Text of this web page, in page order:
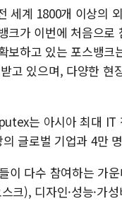
세계 1800개 이상의
크가 이번에 처음으
보하고 있는 포스뱅
고 있으며, 다양한
는 아시아 최대 IT
글로벌 기업과 4만
이 다수 참여하는 가
크), 디자인·성능·가